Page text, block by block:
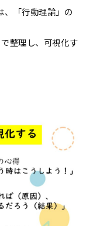
、「行動理論」の
整理し、可視化す